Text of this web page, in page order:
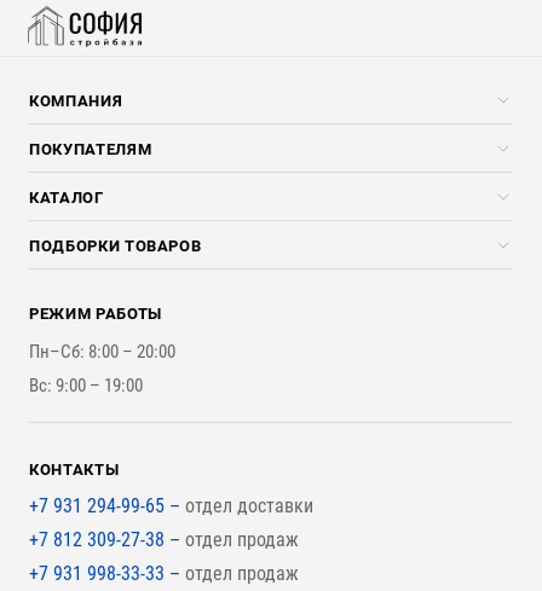
КОМПАНИЯ
Компания
Услуги
ПОКУПАТЕЛЯМ
Скидки стройкомпаниям
Доставка и разгрузка
Оплата и Возврат
Наши работы
КАТАЛОГ
Погонажные изделия
Брикеты, Дрова, Стружка
Стройматериалы
Инструменты
ПОДБОРКИ ТОВАРОВ
Для бутерброда стены
Для наружной отделки
Для покрытия крыши
РЕЖИМ РАБОТЫ
Пн–Сб: 8:00 – 20:00
Вс: 9:00 – 19:00
КОНТАКТЫ
+7 931 294-99-65 – отдел доставки
+7 812 309-27-38 – отдел продаж
+7 931 998-33-33 – отдел продаж